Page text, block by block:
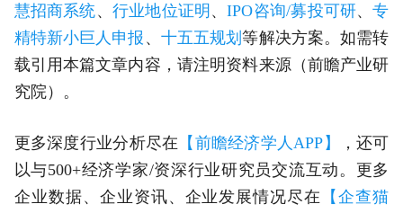
慧招商系统、 行业地位证明 、IPO咨询/募投可研、专
精特新小巨人申报 、 十五五规划等解决方案。如需转
载引用本篇文章内容，请注明资料来源（前瞻产业研
究院）。
更多深度行业分析尽在 【前瞻经济学人APP】
，还可
以与500+经济学家/资深行业研究员交流互动。更多
企业数据、企业资讯、企业发展情况尽在
【企查猫